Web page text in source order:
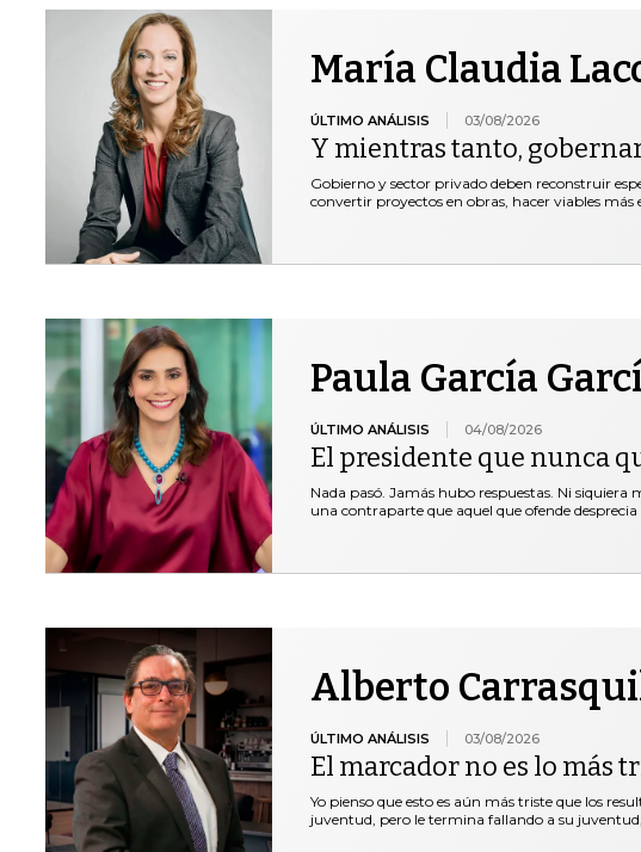
María Claudia
ÚLTIMO ANÁLISIS 03/08/2026
Y mientras tanto,
Gobierno y sector privado deben reconstruir
convertir proyectos en obras, hacer viables
Paula García
ÚLTIMO ANÁLISIS 04/08/2026
El presidente que nunca
Nada pasó. Jamás hubo respuestas. Ni
una contraparte que aquel que ofende desprecia
Alberto
ÚLTIMO ANÁLISIS 03/08/2026
El marcador no es lo más
Yo pienso que esto es aún más triste que los
juventud, pero le termina fallando a su